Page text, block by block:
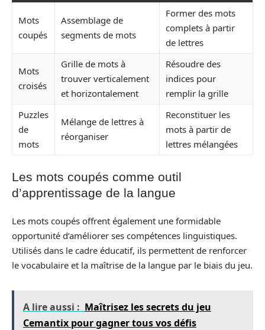
Mots
coupés
Assemblage de
segments de mots
Former des mots
complets à partir
de lettres
Mots
croisés
Grille de mots à
trouver verticalement
et horizontalement
Résoudre des
indices pour
remplir la grille
Puzzles
de
mots
Mélange de lettres à
réorganiser
Reconstituer les
mots à partir de
lettres mélangées
Les mots coupés comme outil
d’apprentissage de la langue
Les mots coupés offrent également une formidable
opportunité d’améliorer ses compétences linguistiques.
Utilisés dans le cadre éducatif, ils permettent de renforcer
le vocabulaire et la maîtrise de la langue par le biais du jeu.
A lire aussi : Maîtrisez les secrets du jeu
Cemantix pour gagner tous vos défis